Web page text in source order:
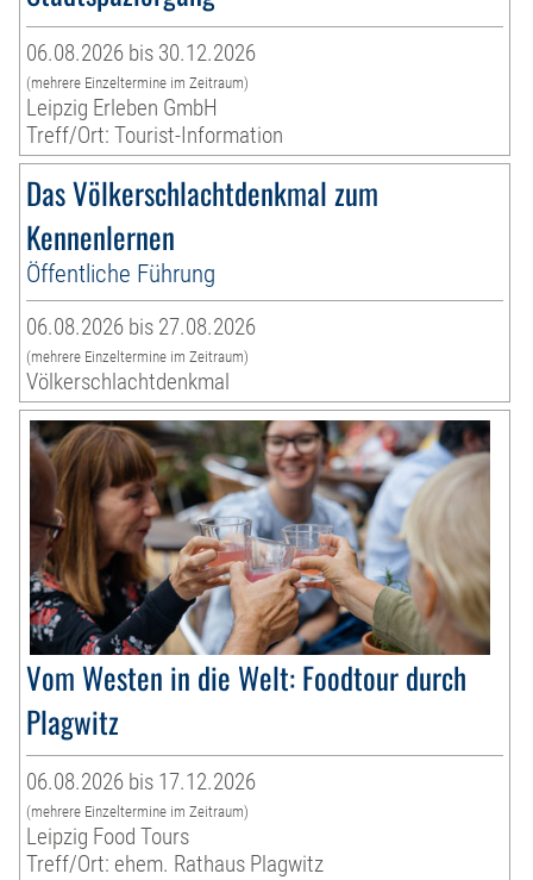
06.08.2026 bis 30.12.2026
(mehrere Einzeltermine im Zeitraum)
Leipzig Erleben GmbH
Treff/Ort: Tourist-Information
Das Völkerschlachtdenkmal zum
Kennenlernen
Öffentliche Führung
06.08.2026 bis 27.08.2026
(mehrere Einzeltermine im Zeitraum)
Völkerschlachtdenkmal
Vom Westen in die Welt: Foodtour durch
Plagwitz
06.08.2026 bis 17.12.2026
(mehrere Einzeltermine im Zeitraum)
Leipzig Food Tours
Treff/Ort: ehem. Rathaus Plagwitz